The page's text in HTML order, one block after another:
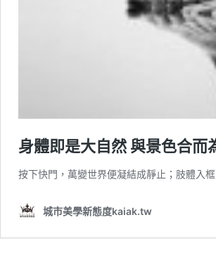
身體即是大自然 與景色合
按下快門，萬變世界便凝結成靜止；肢體入
城市美學新態度kaiak.tw